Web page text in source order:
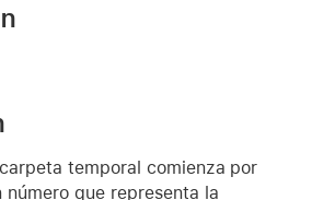
temporal comienza por
número que representa la